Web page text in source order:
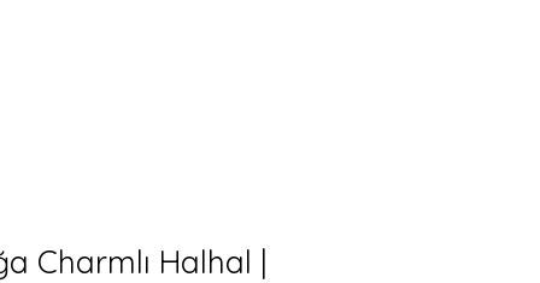
Charmlı Halhal |